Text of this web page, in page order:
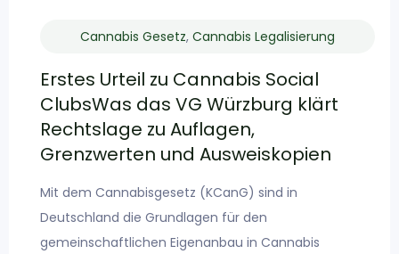
Cannabis Gesetz, Cannabis Legalisierung
Erstes Urteil zu Cannabis Social
ClubsWas das VG Würzburg klärt
Rechtslage zu Auflagen,
Grenzwerten und Ausweiskopien
Mit dem Cannabisgesetz (KCanG) sind in
Deutschland die Grundlagen für den
gemeinschaftlichen Eigenanbau in Cannabis